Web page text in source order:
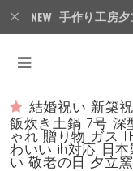
手作り工房夕
結婚祝い 新築
飯炊き土鍋 7号 深
ゃれ 贈り物 ガス
わいい ih対応 日
い 敬老の日 夕立